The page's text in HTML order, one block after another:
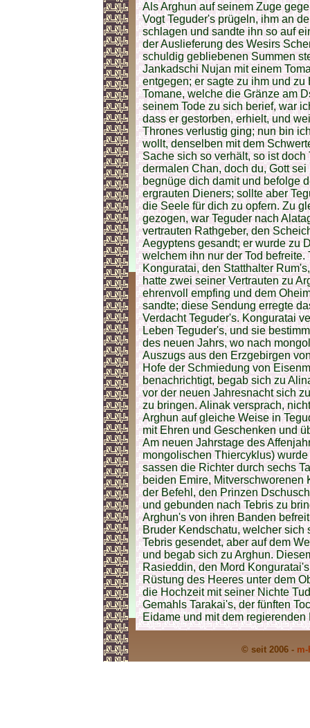
Als Arghun auf seinem Zuge
Vogt Teguder's prügeln, ihm an
schlagen und sandte ihn so auf
der Auslieferung des Wesirs
schuldig gebliebenen Summen
Jankadschi Nujan mit einem
entgegen; er sagte zu ihm und
Tomane, welche die Gränze am
seinem Tode zu sich berief, war
dass er gestorben, erhielt, und
Thrones verlustig ging; nun bin
wollt, denselben mit dem
Sache sich so verhält, so ist doch
dermalen Chan, doch du, Gott
begnüge dich damit und befolge
ergrauten Dieners; sollte aber
die Seele für dich zu opfern. Zu
gezogen, war Teguder nach
vertrauten Rathgeber, den
Aegyptens gesandt; er wurde zu
welchem ihn nur der Tod
Konguratai, den Statthalter
hatte zwei seiner Vertrauten zu
ehrenvoll empfing und dem
sandte; diese Sendung erregte
Verdacht Teguder's. Konguratai
Leben Teguder's, und sie
des neuen Jahrs, wo nach
Auszugs aus den Erzgebirgen
Hofe der Schmiedung von
benachrichtigt, begab sich zu
vor der neuen Jahresnacht sich
zu bringen. Alinak versprach,
Arghun auf gleiche Weise in
mit Ehren und Geschenken und
Am neuen Jahrstage des
mongolischen Thiercyklus)
sassen die Richter durch sechs
beiden Emire, Mitverschworenen
der Befehl, den Prinzen
und gebunden nach Tebris zu
Arghun's von ihren Banden
Bruder Kendschatu, welcher sich
Tebris gesendet, aber auf dem
und begab sich zu Arghun.
Rasieddin, den Mord
Rüstung des Heeres unter dem
die Hochzeit mit seiner Nichte
Gemahls Tarakai's, der fünften
Eidame und mit dem
© seit 2006 -